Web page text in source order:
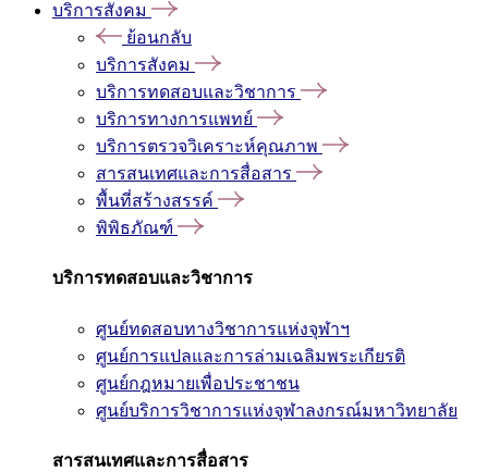
บริการสังคม
ย้อนกลับ
บริการสังคม
บริการทดสอบและวิชาการ
บริการทางการแพทย์
บริการตรวจวิเคราะห์คุณภาพ
สารสนเทศและการสื่อสาร
พื้นที่สร้างสรรค์
พิพิธภัณฑ์
บริการทดสอบและวิชาการ
ศูนย์ทดสอบทางวิชาการแห่งจุฬาฯ
ศูนย์การแปลและการล่ามเฉลิมพระเกียรติ
ศูนย์กฎหมายเพื่อประชาชน
ศูนย์บริการวิชาการแห่งจุฬาลงกรณ์มหาวิทยาลัย
สารสนเทศและการสื่อสาร